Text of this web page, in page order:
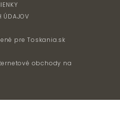
ÚDAJOV
preToskania.sk
obchody na